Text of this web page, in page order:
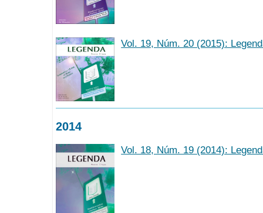
Vol. 19, Núm. 20 (2015):
2014
Vol. 18, Núm. 19 (2014):